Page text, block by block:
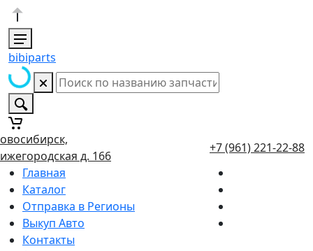
bibiparts
д. 166
+7 (961) 221-22-88
Главная
Каталог
Отправка в Регионы
Выкуп Авто
Контакты